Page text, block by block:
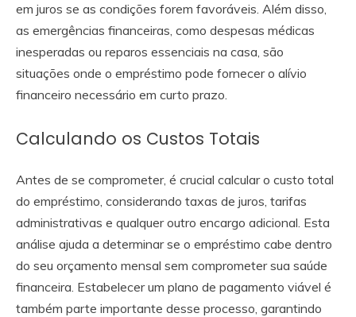
em juros se as condições forem favoráveis. Além disso,
as emergências financeiras, como despesas médicas
inesperadas ou reparos essenciais na casa, são
situações onde o empréstimo pode fornecer o alívio
financeiro necessário em curto prazo.
Calculando os Custos Totais
Antes de se comprometer, é crucial calcular o custo total
do empréstimo, considerando taxas de juros, tarifas
administrativas e qualquer outro encargo adicional. Esta
análise ajuda a determinar se o empréstimo cabe dentro
do seu orçamento mensal sem comprometer sua saúde
financeira. Estabelecer um plano de pagamento viável é
também parte importante desse processo, garantindo